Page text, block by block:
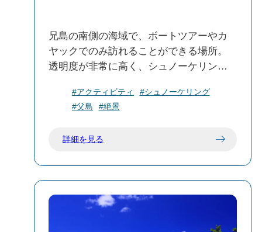
兄島の南側の海域で、ボートツアーやカ
ヤックでのみ訪れることができる場所。
透明度が非常に高く、シュノーケリング
#アクティビティ
#シュノーケリング
#父島
#絶景
詳細を見る